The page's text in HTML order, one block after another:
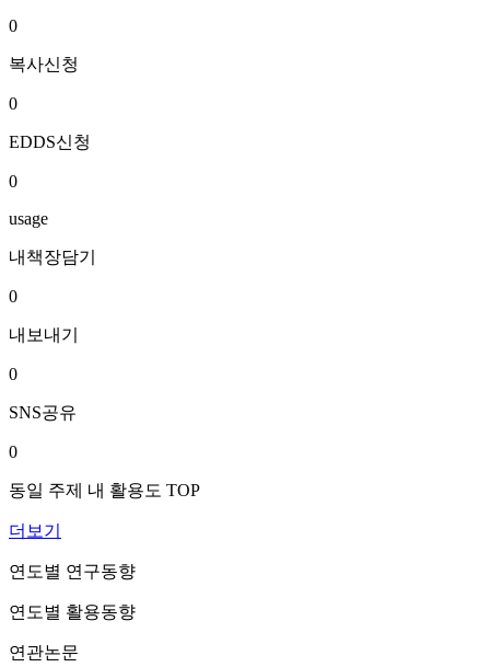
0
복사신청
0
EDDS신청
0
usage
내책장담기
0
내보내기
0
SNS공유
0
동일 주제 내 활용도 TOP
더보기
연도별 연구동향
연도별 활용동향
연관논문